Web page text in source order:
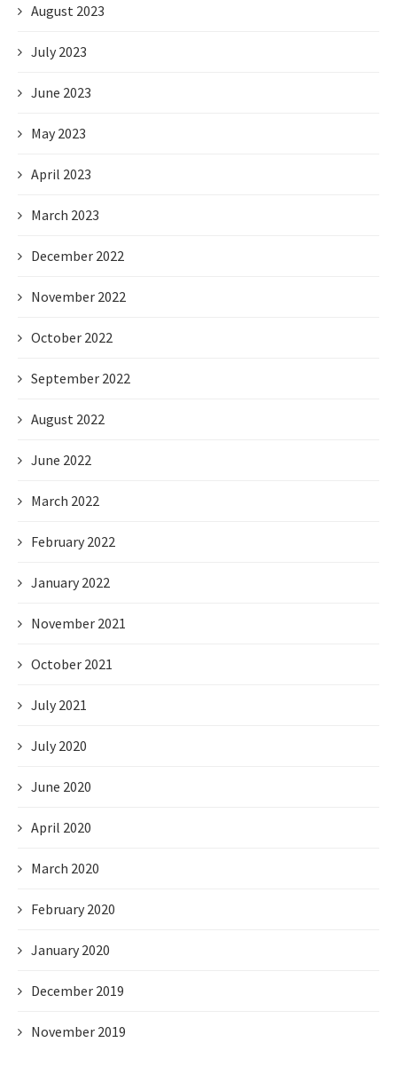
August 2023
July 2023
June 2023
May 2023
April 2023
March 2023
December 2022
November 2022
October 2022
September 2022
August 2022
June 2022
March 2022
February 2022
January 2022
November 2021
October 2021
July 2021
July 2020
June 2020
April 2020
March 2020
February 2020
January 2020
December 2019
November 2019